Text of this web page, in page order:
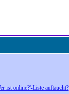
ist online?'-Liste auftaucht?